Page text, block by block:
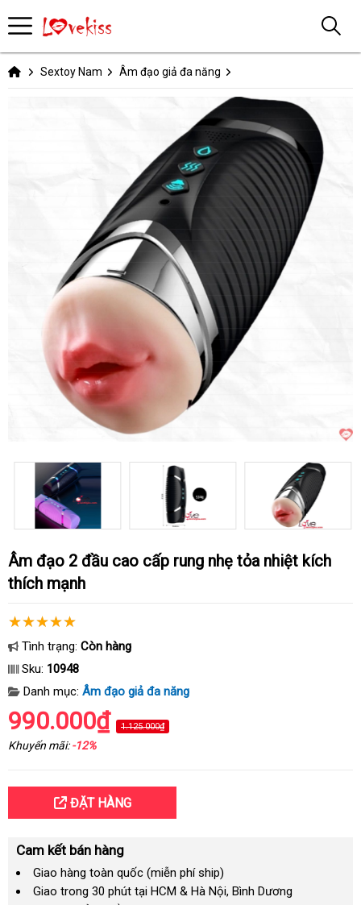
Sextoy Nam Âm đạo giả đa năng
Âm đạo 2 đầu cao cấp rung nhẹ tỏa nhiệt kích
thích mạnh
Tình trạng: Còn hàng
Sku: 10948
Danh mục: Âm đạo giả đa năng
990.000₫ 1.125.000₫
Khuyến mãi:-12%
ĐẶT HÀNG
Cam kết bán hàng
Giao hàng toàn quốc (miễn phí ship)
Giao trong 30 phút tại HCM & Hà Nội, Bình Dương